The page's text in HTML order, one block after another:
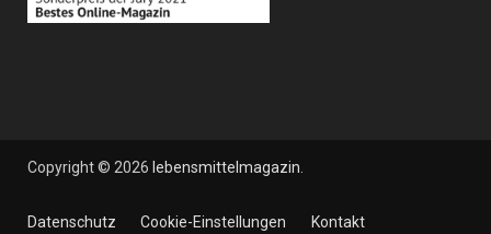
Copyright © 2026 lebensmittelmagazin
Datenschutz Cookie-Einstellungen Kontakt